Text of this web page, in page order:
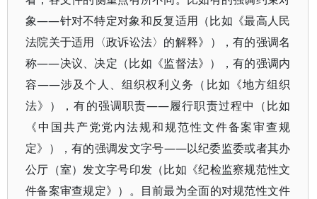
象——针对不特定对象和反复适用（比如《最高人民
法院关于适用〈政诉讼法〉的解释》），有的强调名
称——决议、决定（比如《监督法》），有的强调内
容——涉及个人、组织权利义务（比如《地方组织
法》），有的强调职责——履行职责过程中（比如
《中国共产党党内法规和规范性文件备案审查规
定》），有的强调发文字号——以纪委监委或者其办
公厅（室）发文字号印发（比如《纪检监察规范性文
件备案审查规定》）。目前最为全面的对规范性文件